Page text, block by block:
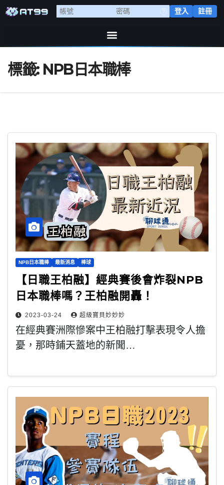
登入 註冊
標籤: NPB日本職棒
NPB日本職棒 最新消息 棒球
【日職王柏融】經典賽後會炸裂NPB
日本職棒嗎？王柏融開轟！
2023-03-24 超級寶貝妙妙妙
在經典賽洲際慘案中王柏融打擊表現令人擔
憂，那時鋪天蓋地的新聞…